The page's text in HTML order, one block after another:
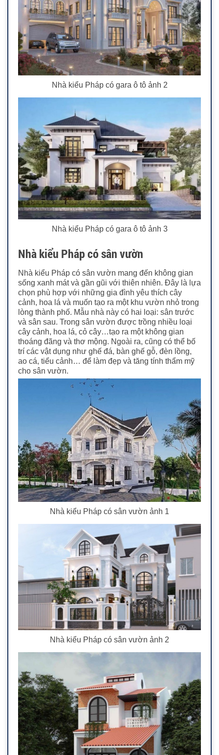
Nhà kiểu Pháp có gara ô tô ảnh 2
Nhà kiểu Pháp có gara ô tô ảnh 3
Nhà kiểu Pháp có sân vườn
Nhà kiểu Pháp có sân vườn mang đến không gian
sống xanh mát và gần gũi với thiên nhiên. Đây là lựa
chọn phù hợp với những gia đình yêu thích cây
cảnh, hoa lá và muốn tạo ra một khu vườn nhỏ trong
lòng thành phố. Mẫu nhà này có hai loại: sân trước
và sân sau. Trong sân vườn được trồng nhiều loại
cây cảnh, hoa lá, cỏ cây…tạo ra một không gian
thoáng đãng và thơ mộng. Ngoài ra, cũng có thể bố
trí các vật dụng như ghế đá, bàn ghế gỗ, đèn lồng,
ao cá, tiểu cảnh… để làm đẹp và tăng tính thẩm mỹ
cho sân vườn.
Nhà kiểu Pháp có sân vườn ảnh 1
Nhà kiểu Pháp có sân vườn ảnh 2